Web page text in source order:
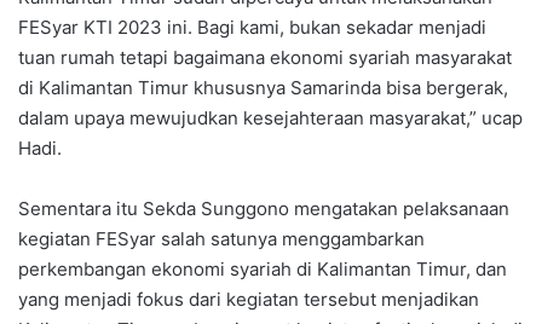
FESyar KTI 2023 ini. Bagi kami, bukan sekadar menjadi
tuan rumah tetapi bagaimana ekonomi syariah masyarakat
di Kalimantan Timur khususnya Samarinda bisa bergerak,
dalam upaya mewujudkan kesejahteraan masyarakat,” ucap
Hadi.
Sementara itu Sekda Sunggono mengatakan pelaksanaan
kegiatan FESyar salah satunya menggambarkan
perkembangan ekonomi syariah di Kalimantan Timur, dan
yang menjadi fokus dari kegiatan tersebut menjadikan